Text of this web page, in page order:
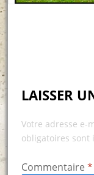
LAISSER
Votre adresse e-
obligatoires sont
Commentaire *